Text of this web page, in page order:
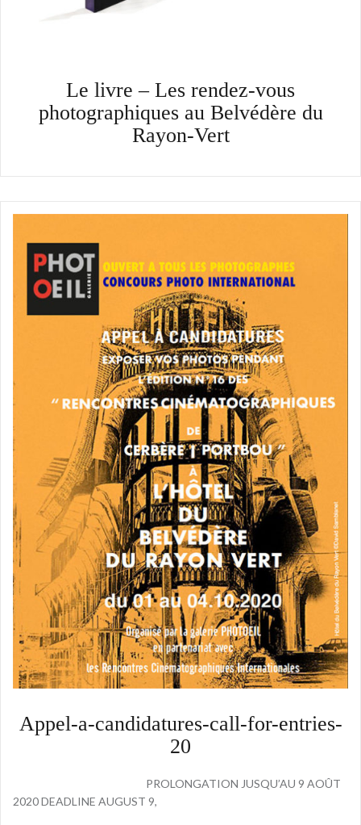
Le livre – Les rendez-vous
photographiques au Belvédère du
Rayon-Vert
Appel-a-candidatures-call-for-entries-
20
PROLONGATION JUSQU’AU 9 AOÛT
2020 DEADLINE AUGUST 9,